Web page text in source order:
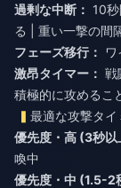
過剰な中断： 10
る | 重い一撃の間
フェーズ移行：
激昂タイマー： 戦
積極的に攻めるこ
最適な攻撃タイ
優先度・高 (3秒以
喚中
優先度・中 (1.5-2